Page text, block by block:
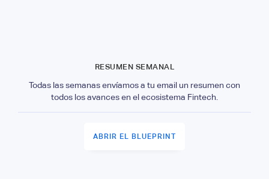
RESUMEN SEMANAL
Todas las semanas envíamos a tu email un resumen con
todos los avances en el ecosistema Fintech.
ABRIR EL BLUEPRINT